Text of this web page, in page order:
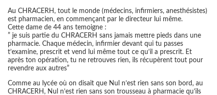
Au CHRACERH, tout le monde (médecins, infirmiers, anesthésistes)
est pharmacien, en commençant par le directeur lui même.
Cette dame de 44 ans temoigne :
” je suis partie du CHRACERH sans jamais mettre pieds dans une
pharmacie. Chaque médecin, infirmier devant qui tu passes
t’examine, prescrit et vend lui même tout ce qu’il a prescrit. Et
après ton opération, tu ne retrouves rien, ils récupèrent tout pour
revendre aux autres”
Comme au lycée où on disait que Nul n’est rien sans son bord, au
CHRACERH, Nul n’est rien sans son trousseau à pharmacie qu’ils